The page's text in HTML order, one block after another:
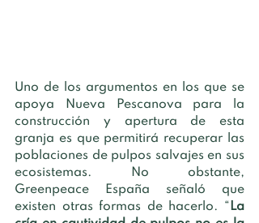
Uno de los argumentos en los que se
apoya Nueva Pescanova para la
construcción y apertura de esta
granja es que permitirá recuperar las
poblaciones de pulpos salvajes en sus
ecosistemas. No obstante,
Greenpeace España señaló que
existen otras formas de hacerlo. “La